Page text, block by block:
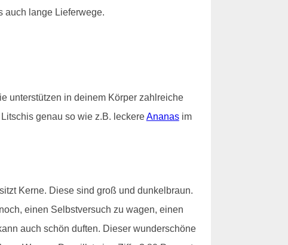
auch lange Lieferwege.
unterstützen in deinem Körper zahlreiche
genau so wie z.B. leckereAnanasim
Kerne. Diese sind groß und dunkelbraun.
einen Selbstversuch zu wagen, einen
auch schön duften. Dieser wunderschöne